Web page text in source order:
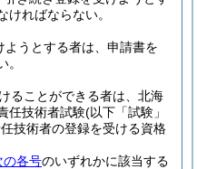
ければならない。
ようとする者は、申請書を
ることができる者は、北海
任技術者試験(以下「試験」
技術者の登録を受ける資格
の各号のいずれかに該当する